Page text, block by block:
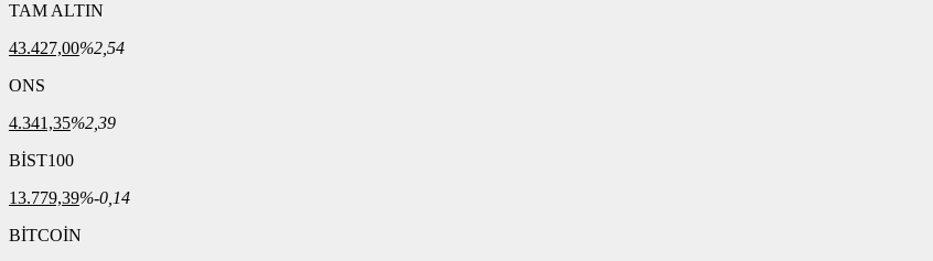
TAM ALTIN
43.427,00%2,54
ONS
4.341,35%2,39
BİST100
13.779,39%-0,14
BİTCOİN